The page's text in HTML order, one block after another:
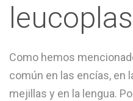
Como hemos
común en las encías, en
mejillas y en la lengua.